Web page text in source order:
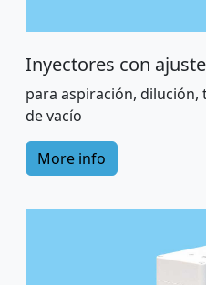
Inyectores con
para aspiración,
de vacío
More info